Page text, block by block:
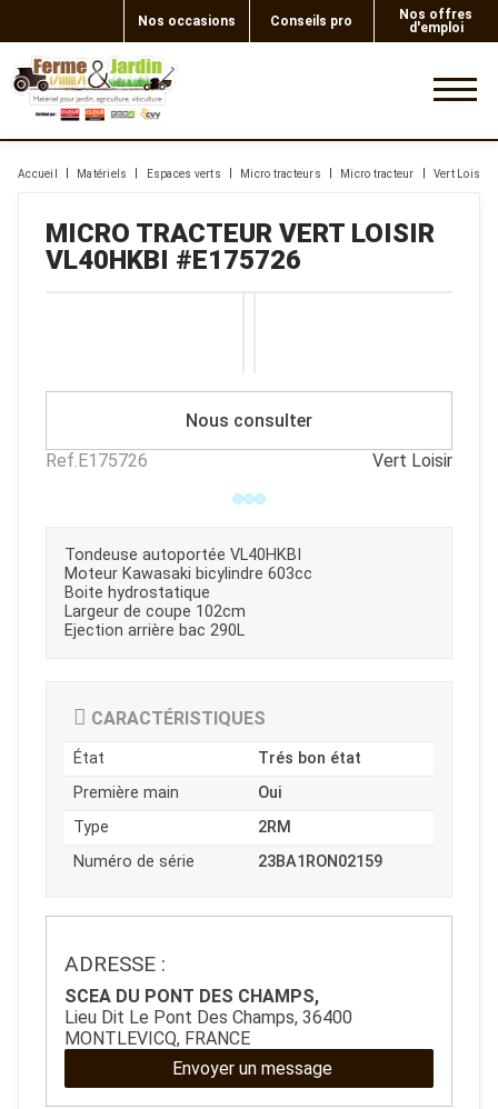
Nos occasions Conseils pro
Nos offres
d'emploi
ESPACES VERTS
QUAD SSV UTV
Accueil Matériels Espaces verts Micro tracteurs Micro tracteur Vert Loisir
MICRO TRACTEUR VERT LOISIR
VL40HKBI #E175726
Tondeuse autoportée VL40HKBI
Moteur Kawasaki bicylindre 603cc
Boite hydrostatique
Largeur de coupe 102cm
Ejection arrière bac 290L
CARACTÉRISTIQUES
État
Trés bon état
Première main
Oui
Type
2RM
Numéro de série
23BA1RON02159
Nous consulter
Ref.E175726 Vert Loisir
Envoyer un message
ADRESSE :
SCEA DU PONT DES CHAMPS,
Lieu Dit Le Pont Des Champs, 36400
MONTLEVICQ, FRANCE